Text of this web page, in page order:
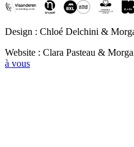
Design : Chloé Delchini &
Website : Clara Pasteau &
à vous